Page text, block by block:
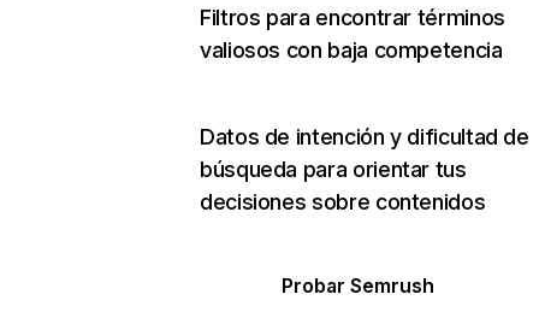
Filtros para encontrar términos
valiosos con baja competencia
Datos de intención y dificultad de
búsqueda para orientar tus
decisiones sobre contenidos
Probar Semrush